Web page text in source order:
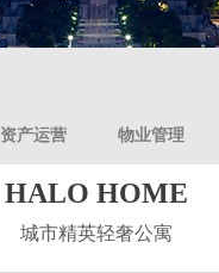
资产运营 物业管理
HALO HOME
城市精英轻奢公寓